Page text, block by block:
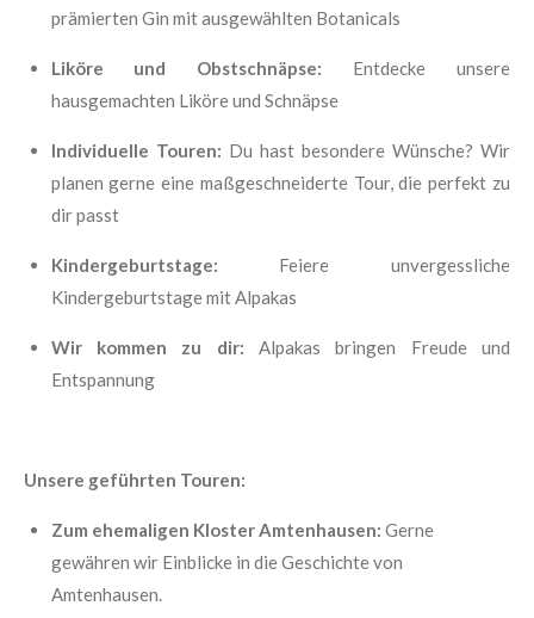
prämierten Gin mit ausgewählten Botanicals
Liköre und Obstschnäpse: Entdecke unsere
hausgemachten Liköre und Schnäpse
Individuelle Touren: Du hast besondere Wünsche? Wir
planen gerne eine maßgeschneiderte Tour, die perfekt zu
dir passt
Kindergeburtstage: Feiere unvergessliche
Kindergeburtstage mit Alpakas
Wir kommen zu dir: Alpakas bringen Freude und
Entspannung
Unsere geführten Touren:
Zum ehemaligen Kloster Amtenhausen: Gerne
gewähren wir Einblicke in die Geschichte von
Amtenhausen.